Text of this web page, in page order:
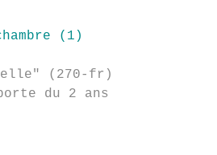
(270-fr)
du 2 ans